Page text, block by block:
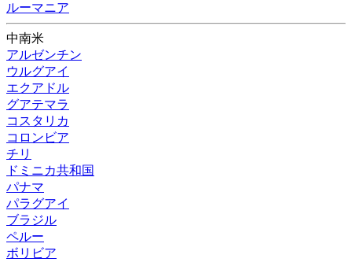
ルーマニア
中南米
アルゼンチン
ウルグアイ
エクアドル
グアテマラ
コスタリカ
コロンビア
チリ
ドミニカ共和国
パナマ
パラグアイ
ブラジル
ペルー
ボリビア